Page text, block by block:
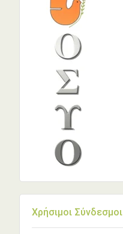
Χρήσιμοι Σύνδεσμοι